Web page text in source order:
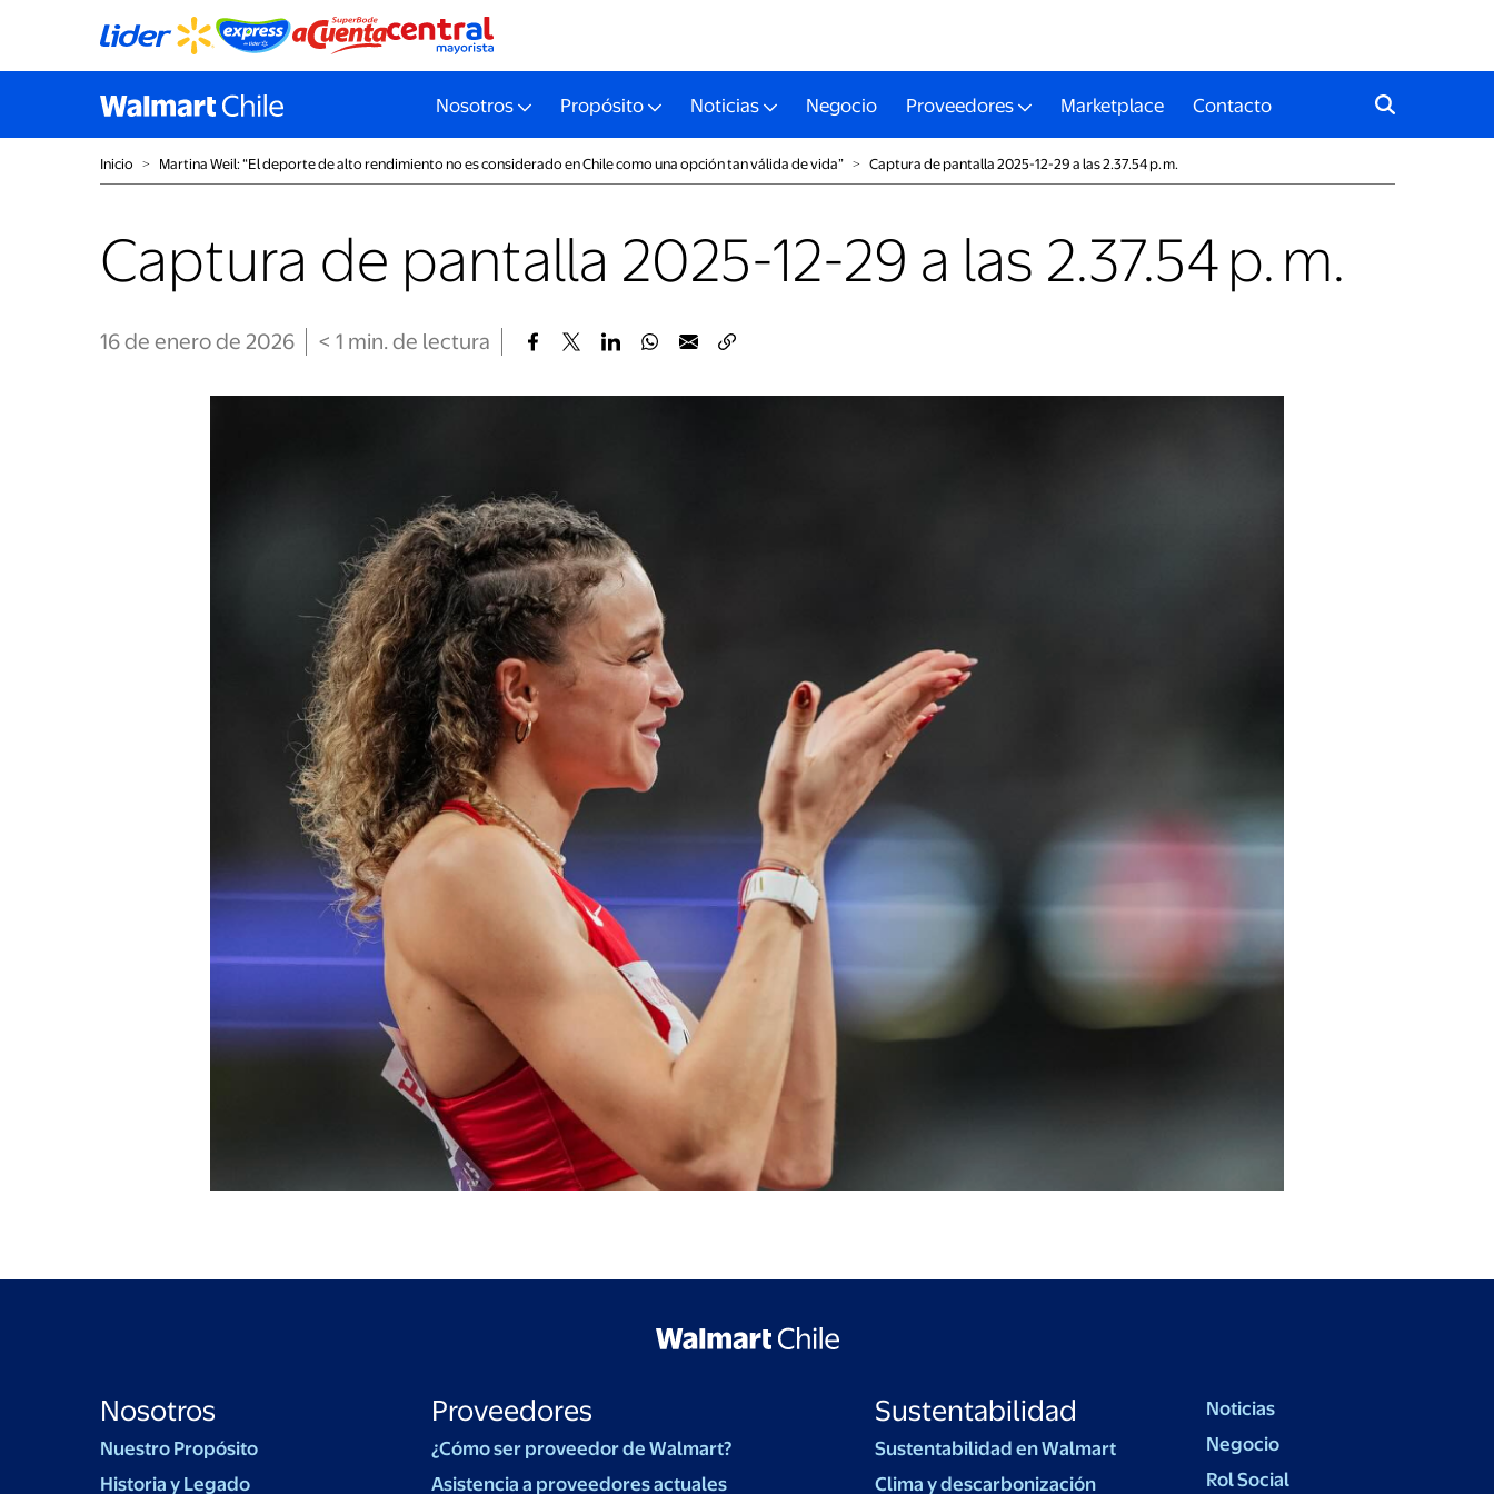
Nosotros Propósito Noticias Negocio Proveedores Marketplace Contacto
Inicio ˃ Martina Weil: “El deporte de alto rendimiento no es considerado en Chile como una opción tan válida de vida” ˃ Captura de pantalla 2025-12-29 a las 2.37.54 p. m.
Captura de pantalla 2025-12-29 a las 2.37.54 p. m.
16 de enero de 2026 < 1 min. de lectura
Nosotros
Nuestro Propósito
Historia y Legado
Proveedores
¿Cómo ser proveedor de Walmart?
Asistencia a proveedores actuales
Sustentabilidad
Sustentabilidad en Walmart
Clima y descarbonización
Noticias
Negocio
Rol Social